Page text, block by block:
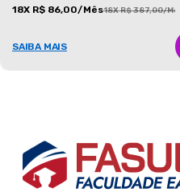
18X R$ 86,00/Mês18X R$ 387,00/Mês
SAIBA MAIS